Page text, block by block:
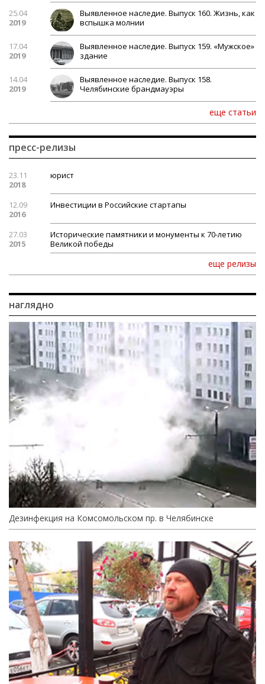
25.04
2019
Выявленное наследие. Выпуск 160. Жизнь, как
вспышка молнии
17.04
2019
Выявленное наследие. Выпуск 159. «Мужское»
здание
14.04
2019
Выявленное наследие. Выпуск 158.
Челябинские брандмауэры
еще статьи
пресс-релизы
23.11
2018
юрист
12.09
2016
Инвестиции в Российские стартапы
27.03
2015
Исторические памятники и монументы к 70-летию
Великой победы
еще релизы
наглядно
Дезинфекция на Комсомольском пр. в Челябинске